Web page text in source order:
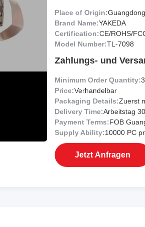
Place of Origin:
Brand Name:YAKEDA
Certification:CE/ROHS/
Model Number:TL-7098
Zahlungs- und
Minimum Order Quantity:
Price:Verhandelbar
Packaging Details:Zuerst
Delivery Time:Arbeitstag
Payment Terms:FOB
Supply Ability:10000 PC
Jetzt Anfragen